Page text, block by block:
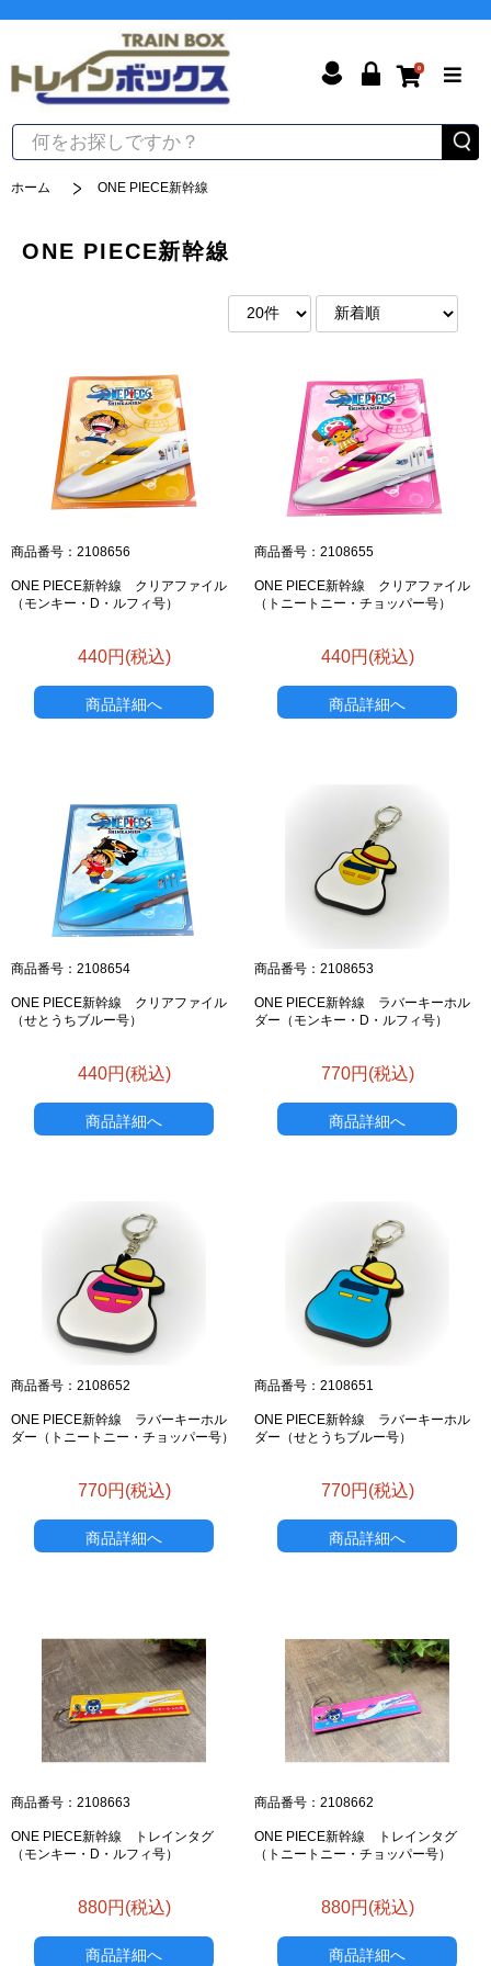
0
ホーム ONE PIECE新幹線
ONE PIECE新幹線
商品番号：2108656
ONE PIECE新幹線 クリアファイル
（モンキー・D・ルフィ号）
440円(税込)
商品詳細へ
商品番号：2108655
ONE PIECE新幹線 クリアファイル
（トニートニー・チョッパー号）
440円(税込)
商品詳細へ
商品番号：2108654
ONE PIECE新幹線 クリアファイル
（せとうちブルー号）
440円(税込)
商品詳細へ
商品番号：2108653
ONE PIECE新幹線 ラバーキーホル
ダー（モンキー・D・ルフィ号）
770円(税込)
商品詳細へ
商品番号：2108652
ONE PIECE新幹線 ラバーキーホル
ダー（トニートニー・チョッパー号）
770円(税込)
商品詳細へ
商品番号：2108651
ONE PIECE新幹線 ラバーキーホル
ダー（せとうちブルー号）
770円(税込)
商品詳細へ
商品番号：2108663
ONE PIECE新幹線 トレインタグ
（モンキー・D・ルフィ号）
880円(税込)
商品詳細へ
商品番号：2108662
ONE PIECE新幹線 トレインタグ
（トニートニー・チョッパー号）
880円(税込)
商品詳細へ